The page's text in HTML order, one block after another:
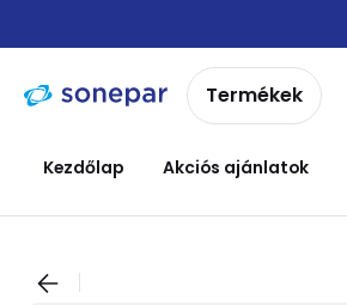
navigációhoztartalomra
Termékek
Kezdőlap Akciós ajánlatok